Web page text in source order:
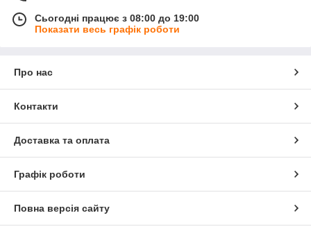
Сьогодні працює з 08:00 до 19:00
Показати весь графік роботи
Про нас
Контакти
Доставка та оплата
Графік роботи
Повна версія сайту